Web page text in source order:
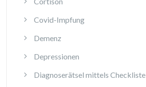
Covid-Impfung
Demenz
Depressionen
Diagnoserätsel mittels Checkliste